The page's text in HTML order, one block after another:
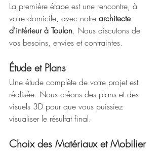
La première étape est une rencontre, à
votre domicile, avec notre architecte
d'intérieur à Toulon. Nous discutons de
vos besoins, envies et contraintes.
Étude et Plans
Une étude complète de votre projet est
réalisée. Nous créons des plans et des
visuels 3D pour que vous puissiez
visualiser le résultat final.
Choix des Matériaux et Mobilier